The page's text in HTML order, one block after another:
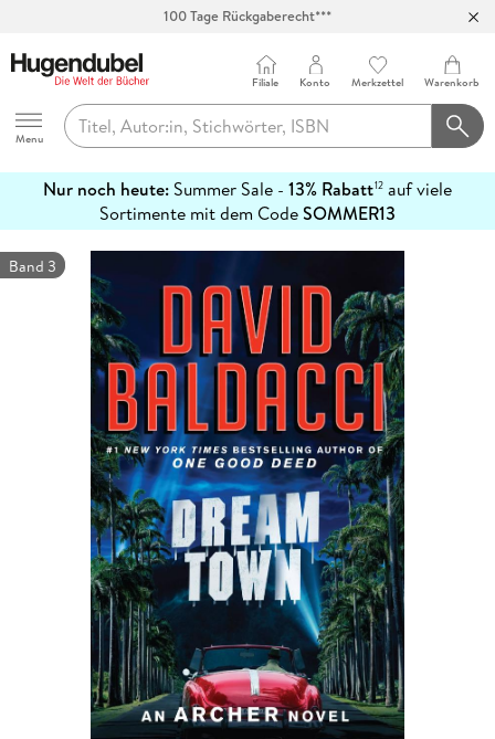
100 Tage Rückgaberecht***
Hugendubel
Menu
Filiale Konto Merkzettel Warenkorb
Nur noch heute: Summer Sale - 13% Rabatt12 auf viele
Sortimente mit dem CodeSOMMER13
erfahren
Band 3